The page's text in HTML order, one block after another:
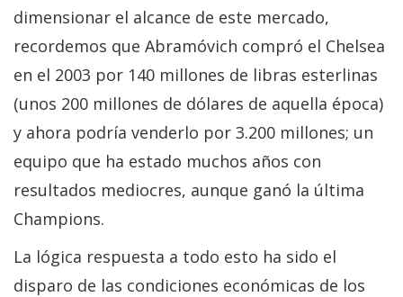
dimensionar el alcance de este mercado,
recordemos que Abramóvich compró el Chelsea
en el 2003 por 140 millones de libras esterlinas
(unos 200 millones de dólares de aquella época)
y ahora podría venderlo por 3.200 millones; un
equipo que ha estado muchos años con
resultados mediocres, aunque ganó la última
Champions.
La lógica respuesta a todo esto ha sido el
disparo de las condiciones económicas de los